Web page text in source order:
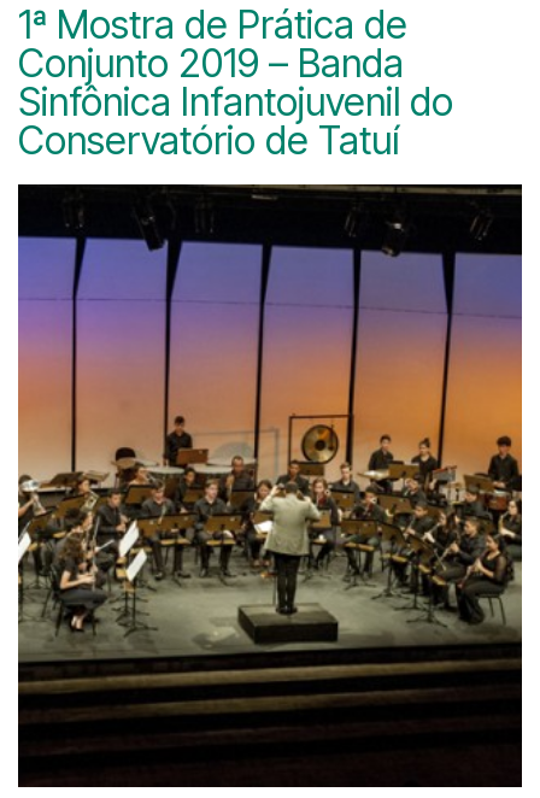
1ª Mostra de Prática de
Conjunto 2019 – Banda
Sinfônica Infantojuvenil do
Conservatório de Tatuí